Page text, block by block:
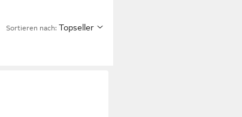
Sortieren nach: Topseller